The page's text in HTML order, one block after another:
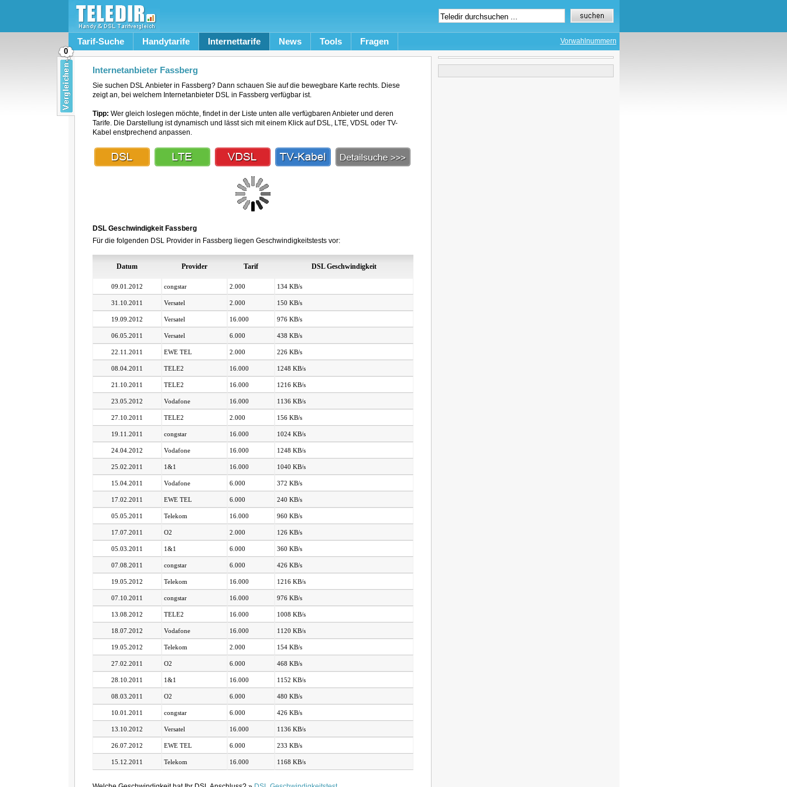
Tarif-Suche Handytarife Internettarife News Tools Fragen Vorwahlnummern
Internetanbieter Fassberg
Sie suchen DSL Anbieter in Fassberg? Dann schauen Sie auf die bewegbare Karte rechts. Diese
zeigt an, bei welchem Internetanbieter DSL in Fassberg verfügbar ist.
Tipp: Wer gleich loslegen möchte, findet in der Liste unten alle verfügbaren Anbieter und deren
Tarife. Die Darstellung ist dynamisch und lässt sich mit einem Klick auf DSL, LTE, VDSL oder TV-
Kabel enstprechend anpassen.
DSL Geschwindigkeit Fassberg
Für die folgenden DSL Provider in Fassberg liegen Geschwindigkeitstests vor:
Datum Provider Tarif DSL Geschwindigkeit
09.01.2012 congstar 2.000 134 KB/s
31.10.2011 Versatel 2.000 150 KB/s
19.09.2012 Versatel 16.000 976 KB/s
06.05.2011 Versatel 6.000 438 KB/s
22.11.2011 EWE TEL 2.000 226 KB/s
08.04.2011 TELE2 16.000 1248 KB/s
21.10.2011 TELE2 16.000 1216 KB/s
23.05.2012 Vodafone 16.000 1136 KB/s
27.10.2011 TELE2 2.000 156 KB/s
19.11.2011 congstar 16.000 1024 KB/s
24.04.2012 Vodafone 16.000 1248 KB/s
25.02.2011 1&1 16.000 1040 KB/s
15.04.2011 Vodafone 6.000 372 KB/s
17.02.2011 EWE TEL 6.000 240 KB/s
05.05.2011 Telekom 16.000 960 KB/s
17.07.2011 O2 2.000 126 KB/s
05.03.2011 1&1 6.000 360 KB/s
07.08.2011 congstar 6.000 426 KB/s
19.05.2012 Telekom 16.000 1216 KB/s
07.10.2011 congstar 16.000 976 KB/s
13.08.2012 TELE2 16.000 1008 KB/s
18.07.2012 Vodafone 16.000 1120 KB/s
19.05.2012 Telekom 2.000 154 KB/s
27.02.2011 O2 6.000 468 KB/s
28.10.2011 1&1 16.000 1152 KB/s
08.03.2011 O2 6.000 480 KB/s
10.01.2011 congstar 6.000 426 KB/s
13.10.2012 Versatel 16.000 1136 KB/s
26.07.2012 EWE TEL 6.000 233 KB/s
15.12.2011 Telekom 16.000 1168 KB/s
0